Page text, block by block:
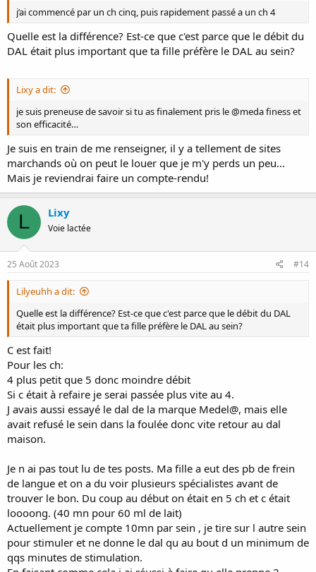
j’ai commencé par un ch cinq, puis rapidement passé a un ch 4
Quelle est la différence? Est-ce que c'est parce que le débit du
DAL était plus important que ta fille préfère le DAL au sein?
Lixy a dit:
je suis preneuse de savoir si tu as finalement pris le @meda finess et
son efficacité…
Je suis en train de me renseigner, il y a tellement de sites
marchands où on peut le louer que je m'y perds un peu...
Mais je reviendrai faire un compte-rendu!
L Lixy
Voie lactée
25 Août 2023 #14
Lilyeuhh a dit:
Quelle est la différence? Est-ce que c'est parce que le débit du DAL
était plus important que ta fille préfère le DAL au sein?
C est fait!
Pour les ch:
4 plus petit que 5 donc moindre débit
Si c était à refaire je serai passée plus vite au 4.
J avais aussi essayé le dal de la marque Medel@, mais elle
avait refusé le sein dans la foulée donc vite retour au dal
maison.
Je n ai pas tout lu de tes posts. Ma fille a eut des pb de frein
de langue et on a du voir plusieurs spécialistes avant de
trouver le bon. Du coup au début on était en 5 ch et c était
loooong. (40 mn pour 60 ml de lait)
Actuellement je compte 10mn par sein , je tire sur l autre sein
pour stimuler et ne donne le dal qu au bout d un minimum de
qqs minutes de stimulation.